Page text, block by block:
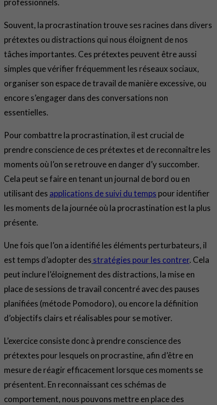
professionnels.
Souvent, la procrastination trouve ses racines dans divers
prétextes ou distractions qui nous éloignent de nos
tâches importantes. Ces prétextes peuvent être aussi
simples que vérifier fréquemment les réseaux sociaux,
organiser son espace de travail de manière excessive, ou
encore s’engager dans des conversations non
essentielles.
Pour combattre la procrastination, il est crucial de
prendre conscience de ces prétextes et de reconnaître les
moments où l’on se retrouve en danger d’y succomber.
Cela peut se faire en tenant un journal de bord ou en
utilisant des applications de suivi du temps pour identifier
les moments de la journée où la procrastination est la plus
présente.
Une fois que l’on a identifié les éléments perturbateurs, il
est temps d’adopter des stratégies pour les contrer. Cela
peut inclure l’éloignement des distractions, la mise en
place de sessions de travail concentré avec des pauses
planifiées (métode Pomodoro), ou encore la définition
d’objectifs clairs et réalisables pour se motiver.
L’exercice consiste donc à prendre conscience des
prétextes pour lesquels on procrastine, afin d’être en
mesure de réagir efficacement lorsque ces moments se
présentent. En reconnaissant ces schémas de
comportement, nous pouvons mettre en place des